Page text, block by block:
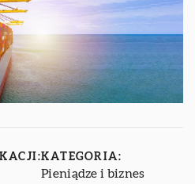
KATEGORIA:
Pieniądze i biznes